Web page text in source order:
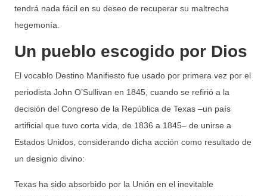
tendrá nada fácil en su deseo de recuperar su maltrecha
hegemonía.
Un pueblo escogido por Dios
El vocablo Destino Manifiesto fue usado por primera vez por el
periodista John O’Sullivan en 1845, cuando se refirió a la
decisión del Congreso de la República de Texas ‒un país
artificial que tuvo corta vida, de 1836 a 1845– de unirse a
Estados Unidos, considerando dicha acción como resultado de
un designio divino:
Texas ha sido absorbido por la Unión en el inevitable